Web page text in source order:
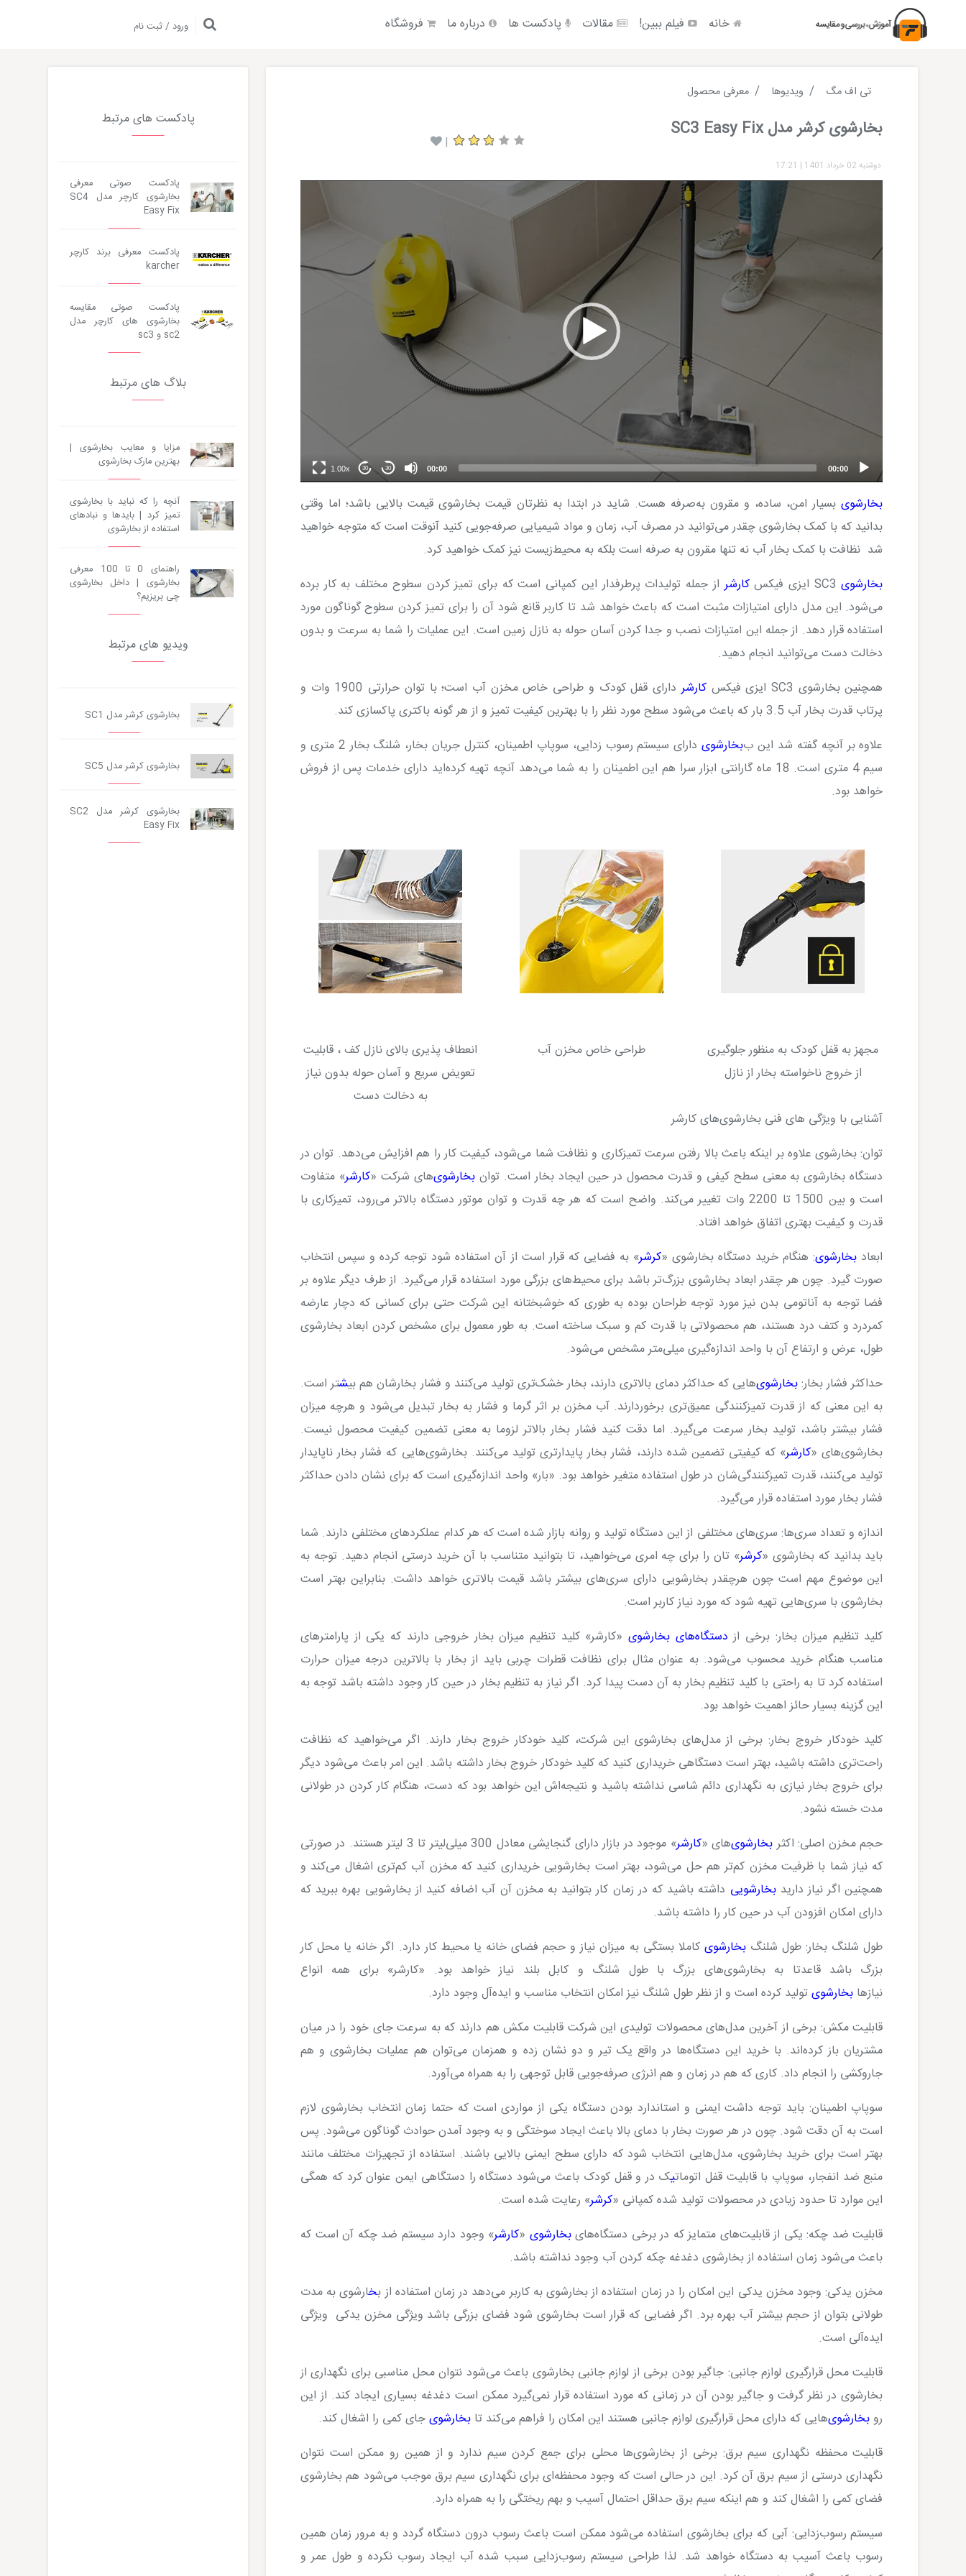
خانه فیلم ببین! مقالات پادکست ها درباره ما فروشگاه ورود / ثبت نام
تی اف مگ ویدیوها معرفی محصول
بخارشوی کرشر مدل SC3 Easy Fix
دوشنبه 02 خرداد 1401 |
17:21
|
Video
Player
00:00
00:00
30
30
1.00x
بخارشویبسیار امن، ساده، و مقرون به‌صرفه هست. شاید در ابتدا به نظرتان قیمت بخارشوی قیمت بالایی باشد؛ اما وقتی
بدانید که با کمک بخارشوی چقدر می‌توانید در مصرف آب، زمان و مواد شیمیایی صرفه‌جویی کنید آنوقت است که متوجه خواهید
شد نظافت با کمک بخار آب نه تنها مقرون به صرفه است بلکه به محیط‌زیست نیز کمک خواهید کرد.
بخارشوی SC3 ایزی فیکسکارشراز جمله تولیدات پرطرفدار این کمپانی است که برای تمیز کردن سطوح مختلف به کار برده
می‌شود. این مدل دارای امتیازات مثبت است که باعث خواهد شد تا کاربر قانع شود آن را برای تمیز کردن سطوح گوناگون مورد
استفاده قرار دهد. از جمله این امتیازات نصب و جدا کردن آسان حوله به نازل زمین است. این عملیات را شما به سرعت و بدون
دخالت دست می‌توانید انجام دهید.
همچنین بخارشوی SC3 ایزی فیکسکارشر
دارای قفل کودک و طراحی خاص مخزن آب است؛ با توان حرارتی 1900 وات و
پرتاب قدرت بخار آب 3.5 بار که باعث می‌شود سطح مورد نظر را با بهترین کیفیت تمیز و از هر گونه باکتری پاکسازی کند.
علاوه بر آنچه گفته شد این ببخارشوی
دارای سیستم رسوب ‌زدایی، سوپاپ اطمینان، کنترل جریان بخار، شلنگ بخار 2 متری و
سیم 4 متری است. 18 ماه گارانتی ابزار سرا هم این اطمینان را به شما می‌دهد آنچه تهیه کرده‌اید دارای خدمات پس از فروش
خواهد بود.
مجهز به قفل کودک به منظور جلوگیری
از خروج ناخواسته بخار از نازل
طراحی خاص مخزن آب
انعطاف پذیری بالای نازل کف ، قابلیت
تعویض سریع و آسان حوله بدون نیاز
به دخالت دست
آشنایی با ویژگی های فنی بخارشوی‌های کارشر
توان: بخارشوی علاوه بر اینکه باعث بالا رفتن سرعت تمیزکاری و نظافت شما می‌شود، کیفیت کار را هم افزایش می‌دهد. توان در
دستگاه بخارشوی به معنی سطح کیفی و قدرت محصول در حین ایجاد بخار است. توان بخارشوی‌های شرکت «کارشر» متفاوت
است و بین 1500 تا 2200 وات تغییر می‌کند. واضح است که هر چه قدرت و توان موتور دستگاه بالاتر می‌رود، تمیزکاری با
قدرت و کیفیت بهتری اتفاق خواهد افتاد.
ابعاد بخارشوی: هنگام خرید دستگاه بخارشوی «کرشر» به فضایی که قرار است از آن استفاده شود توجه کرده و سپس انتخاب
صورت گیرد. چون هر چقدر ابعاد بخارشوی بزرگ‌تر باشد برای محیط‌های بزرگی مورد استفاده قرار می‌گیرد. از طرف دیگر علاوه بر
فضا توجه به آناتومی بدن نیز مورد توجه طراحان بوده به طوری که خوشبختانه این شرکت حتی برای کسانی که دچار عارضه
کمردرد و کتف درد هستند، هم محصولاتی با قدرت کم و سبک ساخته است. به طور معمول برای مشخص کردن ابعاد بخارشوی
طول، عرض و ارتفاع آن با واحد اندازه‌گیری میلی‌متر مشخص می‌شود.
حداکثر فشار بخار:بخارشوی‌هایی که حداکثر دمای بالاتری دارند، بخار خشک‌تری تولید می‌کنند و فشار بخارشان هم بیشتر است.
به این معنی که از قدرت تمیزکنندگی عمیق‌تری برخوردارند. آب مخزن بر اثر گرما و فشار به بخار تبدیل می‌شود و هرچه میزان
فشار بیشتر باشد، تولید بخار سرعت می‌گیرد. اما دقت کنید فشار بخار بالاتر لزوما به معنی تضمین کیفیت محصول نیست.
بخارشوی‌های «کارشر» که کیفیتی تضمین شده دارند، فشار بخار پایدارتری تولید می‌کنند. بخارشوی‌هایی که فشار بخار ناپایدار
تولید می‌کنند، قدرت تمیزکنندگی‌شان در طول استفاده متغیر خواهد بود. «بار» واحد اندازه‌گیری است که برای نشان دادن حداکثر
فشار بخار مورد استفاده قرار می‌گیرد.
اندازه و تعداد سری‌ها: سری‌های مختلفی از این دستگاه تولید و روانه بازار شده است که هر کدام عملکردهای مختلفی دارند. شما
باید بدانید که بخارشوی «کرشر» تان را برای چه امری می‌خواهید، تا بتوانید متناسب با آن خرید درستی انجام دهید. توجه به
این موضوع مهم است چون هرچقدر بخارشویی دارای سری‌های بیشتر باشد قیمت بالاتری خواهد داشت. بنابراین بهتر است
بخارشوی با سری‌هایی تهیه شود که مورد نیاز کاربر است.
کلید تنظیم میزان بخار: برخی از دستگاه‌های بخارشوی «کارشر» کلید تنظیم میزان بخار خروجی دارند که یکی از پارامترهای
مناسب هنگام خرید محسوب می‌شود. به عنوان مثال برای نظافت قطرات چربی باید از بخار با بالاترین درجه میزان حرارت
استفاده کرد تا به راحتی با کلید تنظیم بخار به آن دست پیدا کرد. اگر نیاز به تنظیم بخار در حین کار وجود داشته باشد توجه به
این گزینه بسیار حائز اهمیت خواهد بود.
کلید خودکار خروج بخار: برخی از مدل‌های بخارشوی این شرکت، کلید خودکار خروج بخار دارند. اگر می‌خواهید که نظافت
راحت‌تری داشته باشید، بهتر است دستگاهی خریداری کنید که کلید خودکار خروج بخار داشته باشد. این امر باعث می‌شود دیگر
برای خروج بخار نیازی به نگهداری دائم شاسی نداشته باشید و نتیجه‌اش این خواهد بود که دست، هنگام کار کردن در طولانی
مدت خسته نشود.
حجم مخزن اصلی: اکثر بخارشوی‌های «کارشر
» موجود در بازار دارای گنجایشی معادل 300 میلی‌لیتر تا 3 لیتر هستند. در صورتی
که نیاز شما با ظرفیت مخزن کم‌تر هم حل می‌شود، بهتر است بخارشویی خریداری کنید که مخزن آب کم‌تری اشغال می‌کند و
همچنین اگر نیاز دارید بخارشویی داشته باشید که در زمان کار بتوانید به مخزن آن آب اضافه کنید از بخارشویی بهره ببرید که
دارای امکان افزودن آب در حین کار را داشته باشد.
طول شلنگ بخار: طول شلنگ بخارشوی کاملا بستگی به میزان نیاز و حجم فضای خانه یا محیط کار دارد. اگر خانه یا محل کار
بزرگ باشد قاعدتا به بخارشوی‌های بزرگ با طول شلنگ و کابل بلند نیاز خواهد بود. «کارشر» برای همه انواع
نیازها بخارشوی تولید کرده است و از نظر طول شلنگ نیز امکان انتخاب مناسب و ایده‌آل وجود دارد.
قابلیت مکش: برخی از آخرین مدل‌های محصولات تولیدی این شرکت قابلیت مکش هم دارند که به سرعت جای خود را در میان
مشتریان باز کرده‌اند. با خرید این دستگاه‌ها در واقع یک تیر و دو نشان زده و همزمان می‌توان هم عملیات بخارشوی و هم
جاروکشی را انجام داد. کاری که هم در زمان و هم انرژی صرفه‌جویی قابل توجهی را به همراه می‌آورد.
سوپاپ اطمینان: باید توجه داشت ایمنی و استاندارد بودن دستگاه یکی از مواردی است که حتما زمان انتخاب بخارشوی لازم
است به آن دقت شود. چون در هر صورت بخار با دمای بالا باعث ایجاد سوختگی‌ و به وجود آمدن حوادث گوناگون می‌شود. پس
بهتر است برای خرید بخارشوی، مدل‌هایی انتخاب شود که دارای سطح ایمنی بالایی باشند. استفاده از تجهیزات مختلف مانند
منبع ضد انفجار، سوپاپ با قابلیت قفل اتوماتیک در و قفل کودک باعث می‌شود دستگاه را دستگاهی ایمن عنوان کرد که همگی
این موارد تا حدود زیادی در محصولات تولید شده کمپانی «کرشر» رعایت شده است.
قابلیت ضد چکه: یکی از قابلیت‌های متمایز که در برخی دستگاه‌های بخارشوی «کارشر» وجود دارد سیستم ضد چکه آن است که
باعث می‌شود زمان استفاده از بخارشوی دغدغه چکه کردن آب وجود نداشته باشد.
مخزن یدکی: وجود مخزن یدکی این امکان را در زمان استفاده از بخارشوی به کاربر می‌دهد در زمان استفاده از بخارشوی به مدت
طولانی بتوان از حجم بیشتر آب بهره برد. اگر فضایی که قرار است بخارشوی شود فضای بزرگی باشد ویژگی مخزن یدکی ویژگی
ایده‌آلی است.
قابلیت محل قرارگیری لوازم جانبی: جاگیر بودن برخی از لوازم جانبی بخارشوی باعث می‌شود نتوان محل مناسبی برای نگهداری از
بخارشوی در نظر گرفت و جاگیر بودن آن در زمانی که مورد استفاده قرار نمی‌گیرد ممکن است دغدغه بسیاری ایجاد کند. از این
رو بخارشوی‌هایی که دارای محل قرارگیری لوازم جانبی هستند این امکان را فراهم می‌کند تا بخارشوی جای کمی را اشغال کند.
قابلیت محفظه نگهداری سیم برق: برخی از بخارشوی‌ها محلی برای جمع کردن سیم ندارد و از همین رو ممکن است نتوان
نگهداری درستی از سیم برق آن کرد. این در حالی است که وجود محفظه‌ای برای نگهداری سیم برق موجب می‌شود هم بخارشوی
فضای کمی را اشغال کند و هم اینکه سیم برق حداقل احتمال آسیب و بهم ریختگی را به همراه دارد.
سیستم رسوب‌زدایی: آبی که برای بخارشوی استفاده می‌شود ممکن است باعث رسوب درون دستگاه گردد و به مرور زمان همین
رسوب باعث آسیب به دستگاه خواهد شد. لذا طراحی سیستم رسوب‌زدایی سبب شده آب ایجاد رسوب نکرده و طول عمر و
پادکست های مرتبط
پادکست صوتی معرفی
بخارشوی کارچر مدل SC4
Easy Fix
پادکست معرفی برند کارچر
karcher
پادکست صوتی مقایسه
بخارشوی های کارچر مدل
sc2 و sc3
بلاگ های مرتبط
مزایا و معایب بخارشوی |
بهترین مارک بخارشوی
آنچه را که نباید با بخارشوی
تمیز کرد | بایدها و نبادهای
استفاده از بخارشوی
راهنمای 0 تا 100 معرفی
بخارشوی | داخل بخارشوی
چی بریزیم؟
ویدیو های مرتبط
بخارشوی کرشر مدل SC1
بخارشوی کرشر مدل SC5
بخارشوی کرشر مدل SC2
Easy Fix